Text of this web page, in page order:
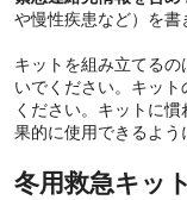
や慢性疾患など）を書
キットを組み立てる
いでください。キッ
ください。キットに
果的に使用できるよう
冬用救急キッ